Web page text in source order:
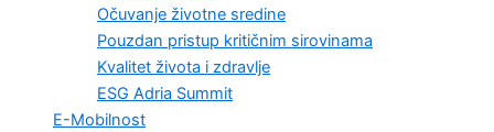
Očuvanje životne sredine
Pouzdan pristup kritičnim sirovinama
Kvalitet života i zdravlje
ESG Adria Summit
E-Mobilnost